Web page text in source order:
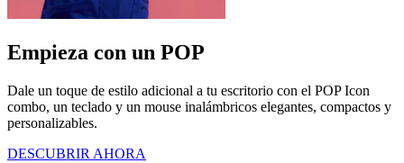
Empieza con un POP
Dale un toque de estilo adicional a tu escritorio con el POP Icon
combo, un teclado y un mouse inalámbricos elegantes, compactos y
personalizables.
DESCUBRIR AHORA